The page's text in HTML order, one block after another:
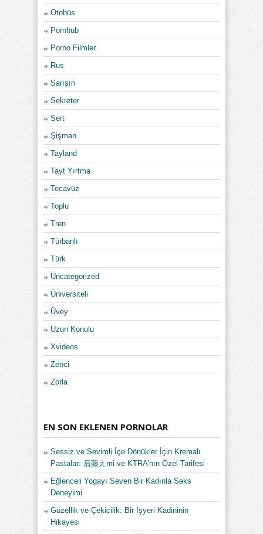
Otobüs
Pornhub
Porno Filmler
Rus
Sarışın
Sekreter
Sert
Şişman
Tayland
Tayt Yırtma
Tecavüz
Toplu
Tren
Türbanlı
Türk
Uncategorized
Üniversiteli
Üvey
Uzun Konulu
Xvideos
Zenci
Zorla
EN SON EKLENEN PORNOLAR
Sessiz ve Sevimli İçe Dönükler İçin Kremalı
Pastalar: 后藤えmi ve KTRA’nın Özel Tarifesi
Eğlenceli Yogayı Seven Bir Kadınla Seks
Deneyimi
Güzellik ve Çekicilik: Bir İşyeri Kadininin
Hikayesi